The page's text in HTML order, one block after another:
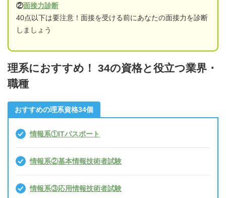
②面接力診断
40点以下は要注意！面接を受ける前にあなたの面接力を診断
しましょう
理系におすすめ！ 34の資格と役立つ業界・
職種
おすすめの理系資格34個
情報系①ITパスポート
情報系②基本情報技術者試験
情報系③応用情報技術者試験